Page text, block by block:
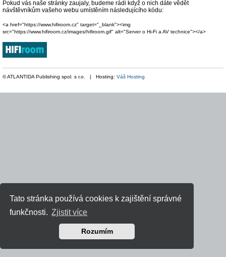
Tato stránka používá cookies k zajištění správné
funkčnosti. Zjistit více
Rozumím
Pokud vás naše stránky zaujaly, budeme rádi když o nich dáte vědět
návštěvníkům vašeho webu umístěním následujícího kódu:
<a href="https://www.hifiroom.cz" target="_blank"><img
src="https://www.hifiroom.cz/images/hifiroom.gif" alt="Server o Hi-Fi a AV technice"></a>
© ATLANTIDA Publishing spol. s r.o. | Hosting: Váš Hosting